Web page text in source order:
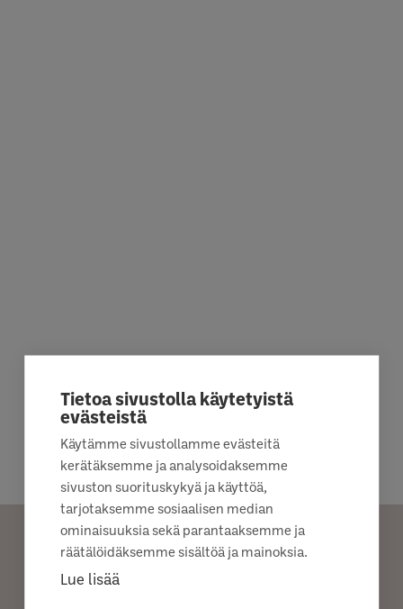
PYYDÄ TUOTETTA
Tietoa sivustolla käytetyistä
evästeistä
Käytämme sivustollamme evästeitä
kerätäksemme ja analysoidaksemme
sivuston suorituskykyä ja käyttöä,
tarjotaksemme sosiaalisen median
ominaisuuksia sekä parantaaksemme ja
räätälöidäksemme sisältöä ja mainoksia.
Lue lisää